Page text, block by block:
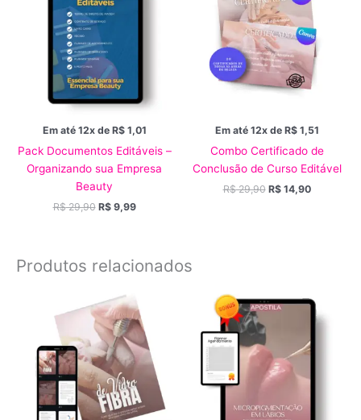
Em até 12x de R$1,01
Pack Documentos Editáveis –
Organizando sua Empresa
Beauty
R$29,90
era:
R$ 29,90.
R$9,99
Em até 12x de R$1,51
Combo Certificado de
Conclusão de Curso Editável
R$29,90
era:
R$ 29,90.
R$14,90
é:
R$ 14,90.
Produtos relacionados